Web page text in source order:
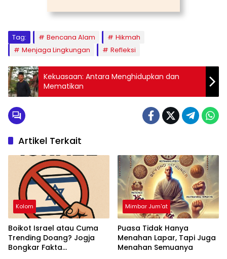
Tag: Bencana Alam
Hikmah
Menjaga Lingkungan
Refleksi
Kekuasaan: Antara Menghidupkan dan
Mematikan
Artikel Terkait
Kolom
Boikot Israel atau Cuma
Trending Doang? Jogja
Bongkar Fakta
Mimbar Jum'at
Puasa Tidak Hanya
Menahan Lapar, Tapi Juga
Menahan Semuanya